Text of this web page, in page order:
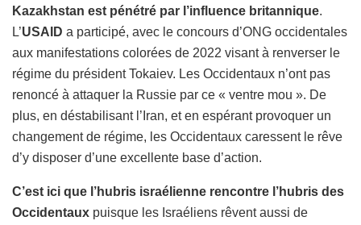
Kazakhstan est pénétré par l’influence britannique.
L’USAID a participé, avec le concours d’ONG occidentales
aux manifestations colorées de 2022 visant à renverser le
régime du président Tokaiev. Les Occidentaux n’ont pas
renoncé à attaquer la Russie par ce « ventre mou ». De
plus, en déstabilisant l’Iran, et en espérant provoquer un
changement de régime, les Occidentaux caressent le rêve
d’y disposer d’une excellente base d’action.
C’est ici que l’hubris israélienne rencontre l’hubris des
Occidentaux puisque les Israéliens rêvent aussi de